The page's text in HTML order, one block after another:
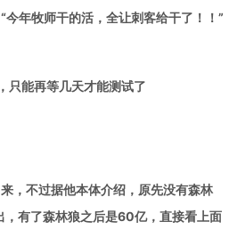
“今年牧师干的活，全让刺客给干了！！”
只能再等几天才能测试了
，不过据他本体介绍，原先没有森林
有了森林狼之后是60亿，直接看上面